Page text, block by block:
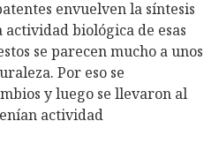
envuelven la síntesis
biológica de esas
se parecen mucho a unos
Por eso se
y luego se llevaron al
actividad